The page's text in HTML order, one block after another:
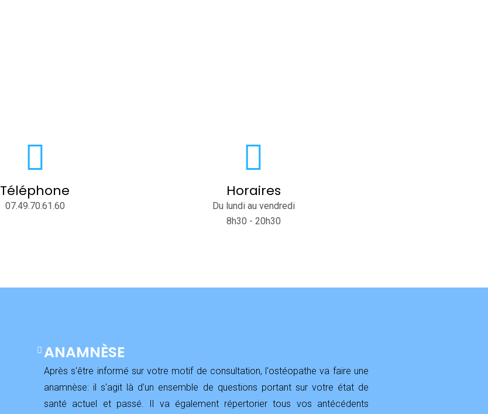
Téléphone
07.49.70.61.60
Horaires
Du lundi au vendredi
8h30 - 20h30
ANAMNÈSE
Après s'être informé sur votre motif de consultation, l'ostéopathe va faire une
anamnèse: il s'agit là d'un ensemble de questions portant sur votre état de
santé actuel et passé. Il va également répertorier tous vos antécédents